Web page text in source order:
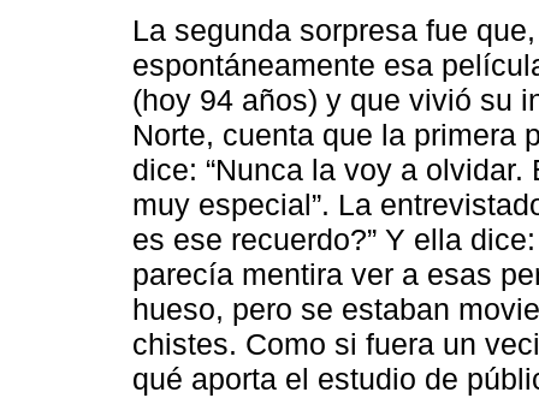
La segunda sorpresa fue
espontáneamente esa
(hoy 94 años) y que vivió su
Norte, cuenta que la primera
dice: “Nunca la voy a
muy especial”. La
es ese recuerdo?” Y ella
parecía mentira ver a esas
hueso, pero se estaban
chistes. Como si fuera un
qué aporta el estudio de